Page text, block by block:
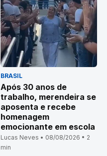
BRASIL
Após 30 anos de
trabalho, merendeira se
aposenta e recebe
homenagem
emocionante em escola
Lucas Neves • 08/08/2026 • 2
min